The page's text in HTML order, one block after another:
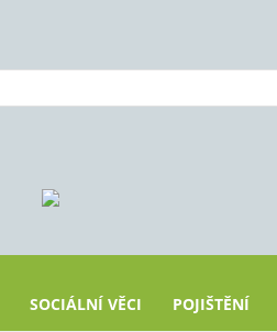
SOCIÁLNÍ VĚCI POJIŠTĚNÍ